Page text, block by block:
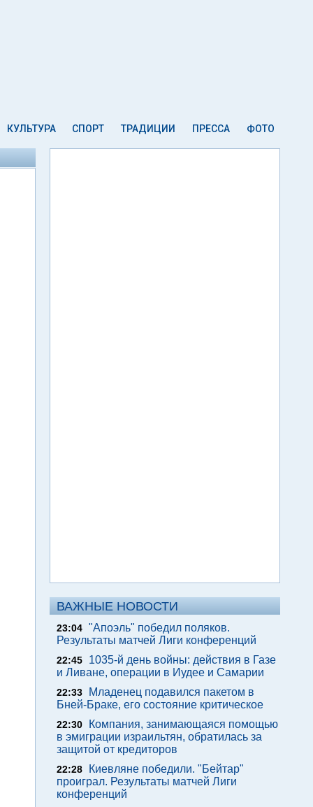
КУЛЬТУРА СПОРТ ТРАДИЦИИ ПРЕССА ФОТО
ВАЖНЫЕ НОВОСТИ
23:04 "Апоэль" победил поляков.
Результаты матчей Лиги конференций
22:45
1035-й день войны: действия в Газе
и Ливане, операции в Иудее и Самарии
22:33
Младенец подавился пакетом в
Бней-Браке, его состояние критическое
22:30
Компания, занимающаяся помощью
в эмиграции израильтян, обратилась за
защитой от кредиторов
22:28
Киевляне победили. "Бейтар"
проиграл. Результаты матчей Лиги
конференций